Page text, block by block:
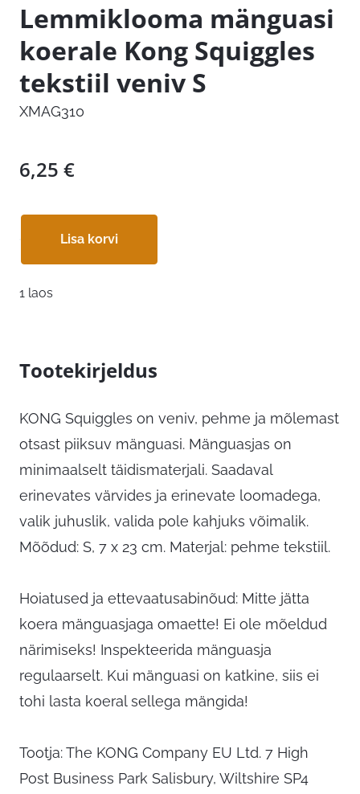
Lemmiklooma mänguasi
koerale Kong Squiggles
tekstiil veniv S
XMAG310
6,25 €
Lisa korvi
1 laos
Tootekirjeldus
KONG Squiggles on veniv, pehme ja mõlemast
otsast piiksuv mänguasi. Mänguasjas on
minimaalselt täidismaterjali. Saadaval
erinevates värvides ja erinevate loomadega,
valik juhuslik, valida pole kahjuks võimalik.
Mõõdud: S, 7 x 23 cm. Materjal: pehme tekstiil.
Hoiatused ja ettevaatusabinõud: Mitte jätta
koera mänguasjaga omaette! Ei ole mõeldud
närimiseks! Inspekteerida mänguasja
regulaarselt. Kui mänguasi on katkine, siis ei
tohi lasta koeral sellega mängida!
Tootja: The KONG Company EU Ltd. 7 High
Post Business Park Salisbury, Wiltshire SP4